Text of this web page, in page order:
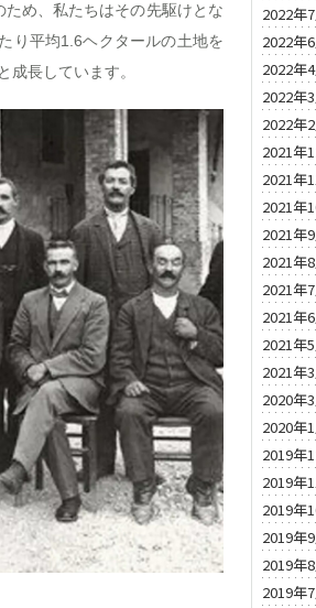
め、私たちはその先駆けとな
り平均1.6ヘクタールの土地を
長しています。
2022年
2022年
2022年
2022年
2022年
2021年
2021年
2021年
2021年
2021年
2021年
2021年
2021年
2021年
2020年
2020年
2019年
2019年
2019年
2019年
2019年
2019年